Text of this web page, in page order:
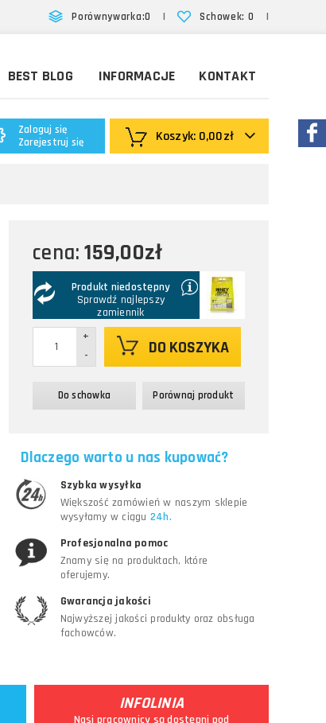
Schowek: 0 |
Porównywarka:0 |
BEST BLOG INFORMACJE KONTAKT
Koszyk: 0,00zł
Zaloguj się
Zarejestruj się
cena: 159,00zł
Produkt niedostępny
Sprawdź najlepszy
zamiennik
-
+
DO KOSZYKA
Do schowka Porównaj produkt
Dlaczego warto u nas kupować?
Szybka wysyłka
Większość zamówień w naszym sklepie
wysyłamy w ciągu 24h.
Profesjonalna pomoc
Znamy się na produktach, które
oferujemy.
Gwarancja jakości
Najwyższej jakości produkty oraz obsługa
fachowców.
INFOLINIA
Nasi pracownicy są dostępni pod